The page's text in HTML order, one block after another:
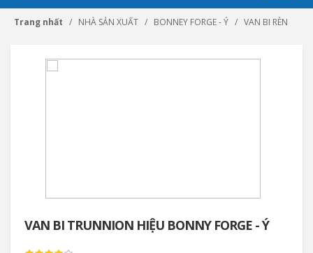
Trang nhất NHÀ SẢN XUẤT BONNEY FORGE - Ý VAN BI RÈN
VAN BI TRUNNION HIỆU BONNY FORGE - Ý